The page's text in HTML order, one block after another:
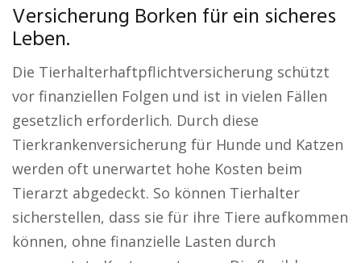
Versicherung Borken für ein sicheres
Leben.
Die Tierhalterhaftpflichtversicherung schützt
vor finanziellen Folgen und ist in vielen Fällen
gesetzlich erforderlich. Durch diese
Tierkrankenversicherung für Hunde und Katzen
werden oft unerwartet hohe Kosten beim
Tierarzt abgedeckt. So können Tierhalter
sicherstellen, dass sie für ihre Tiere aufkommen
können, ohne finanzielle Lasten durch